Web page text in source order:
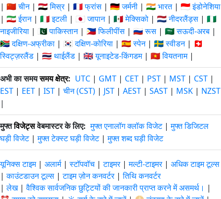
| 🇨🇳 चीन| 🇪🇬 मिस्र| 🇫🇷 फ्रांस | 🇩🇪 जर्मनी | 🇮🇳 भारत| 🇮🇩 इंडोनेशिया
| 🇮🇷 ईरान| 🇮🇹 इटली | 🇯🇵 जापान| 🇲🇽 मेक्सिको | 🇳🇱 नीदरलैंड्स | 🇳🇬
नाइजीरिया | 🇵🇰 पाकिस्तान| 🇵🇭 फिलीपींस | 🇷🇺 रूस | 🇸🇦 सऊदी-अरब |
🇿🇦 दक्षिण-अफ्रीका | 🇰🇷 दक्षिण-कोरिया | 🇪🇸 स्पेन| 🇸🇪 स्वीडन| 🇨🇭
स्विट्ज़रलैंड | 🇹🇭 थाईलैंड | 🇬🇧 यूनाइटेड-किंगडम| 🇻🇳 वियतनाम|
अभी का समयसमय क्षेत्र: UTC | GMT | CET | PST | MST | CST |
EST | EET | IST |चीन (CST) | JST | AEST | SAST | MSK | NZST
|
मुफ्तविजेट्सवेबमास्टर के लिए: मुफ्त एनालॉग क्लॉक विजेट|मुफ्त डिजिटल
घड़ी विजेट|मुफ्त टेक्स्ट घड़ी विजेट|मुफ्त शब्द घड़ी विजेट
यूनिक्स टाइम| अलार्म|स्टॉपवॉच |टाइमर|मल्टी-टाइमर| अधिक टाइम टूल्स
|काउंटडाउन टूल्स |टाइम ज़ोन कनवर्टर |तिथि कनवर्टर
|लेख|वैश्विक सार्वजनिक छुट्टियों की जानकारी प्राप्त करने में असमर्थ। |